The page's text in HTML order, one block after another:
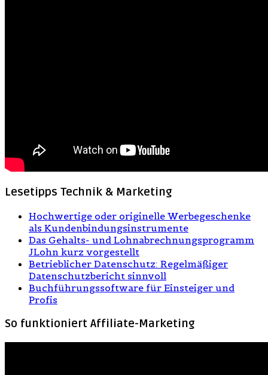
Lesetipps Technik & Marketing
Hochwertige oder originelle Werbegeschenke
als Kundenbindungsinstrumente
Das Gehalts- und Lohnabrechnungsprogramm
JLohn kurz vorgestellt
Betrieblicher Datenschutz: Regelmäßiger
Datenschutzbericht sinnvoll
Buchführungssoftware für Einsteiger und
Profis
So funktioniert Affiliate-Marketing